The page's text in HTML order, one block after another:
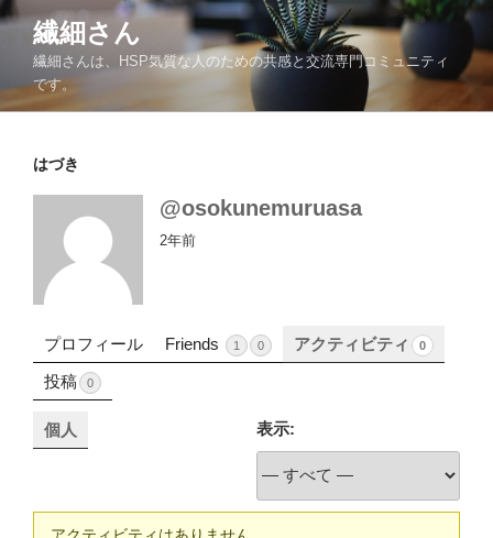
コ
ン
ツ
繊細さん
繊細さんは、HSP気質な人のための共感と交流専門コミュニティ
です。
はづき
@osokunemuruasa
2年前
プロフィール Friends 1 0 アクティビティ 0
投稿 0
個人 表示:
アクティビティはありません。